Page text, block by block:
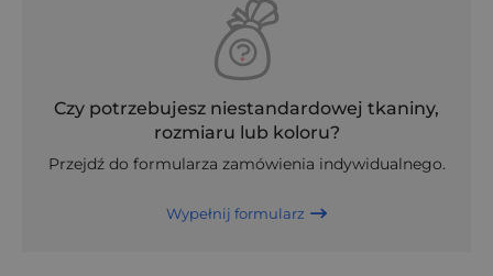
Czy potrzebujesz niestandardowej tkaniny,
rozmiaru lub koloru?
Przejdź do formularza zamówienia indywidualnego.
Wypełnij formularz